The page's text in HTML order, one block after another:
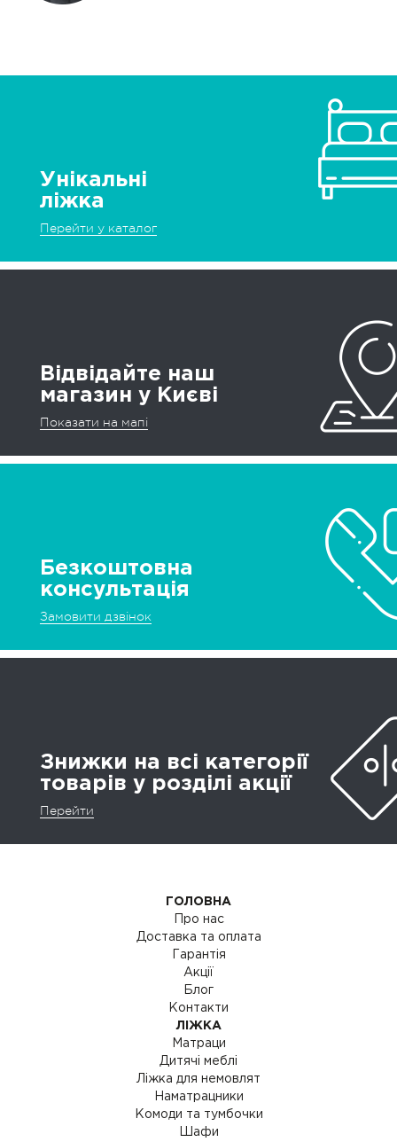
Унікальні
ліжка
Перейти у каталог
Відвідайте наш
магазин у Києві
Показати на мапі
Безкоштовна
консультація
Замовити дзвінок
Знижки на всі категорії
товарів у розділі акції
Перейти
ГОЛОВНА
Про нас
Доставка та оплата
Гарантія
Акції
Блог
Контакти
ЛІЖКА
Матраци
Дитячі меблі
Ліжка для немовлят
Наматрацники
Комоди та тумбочки
Шафи